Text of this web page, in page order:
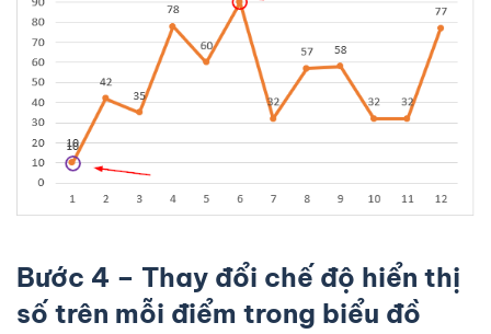
Bước 4 – Thay đổi chế độ hiển thị
số trên mỗi điểm trong biểu đồ